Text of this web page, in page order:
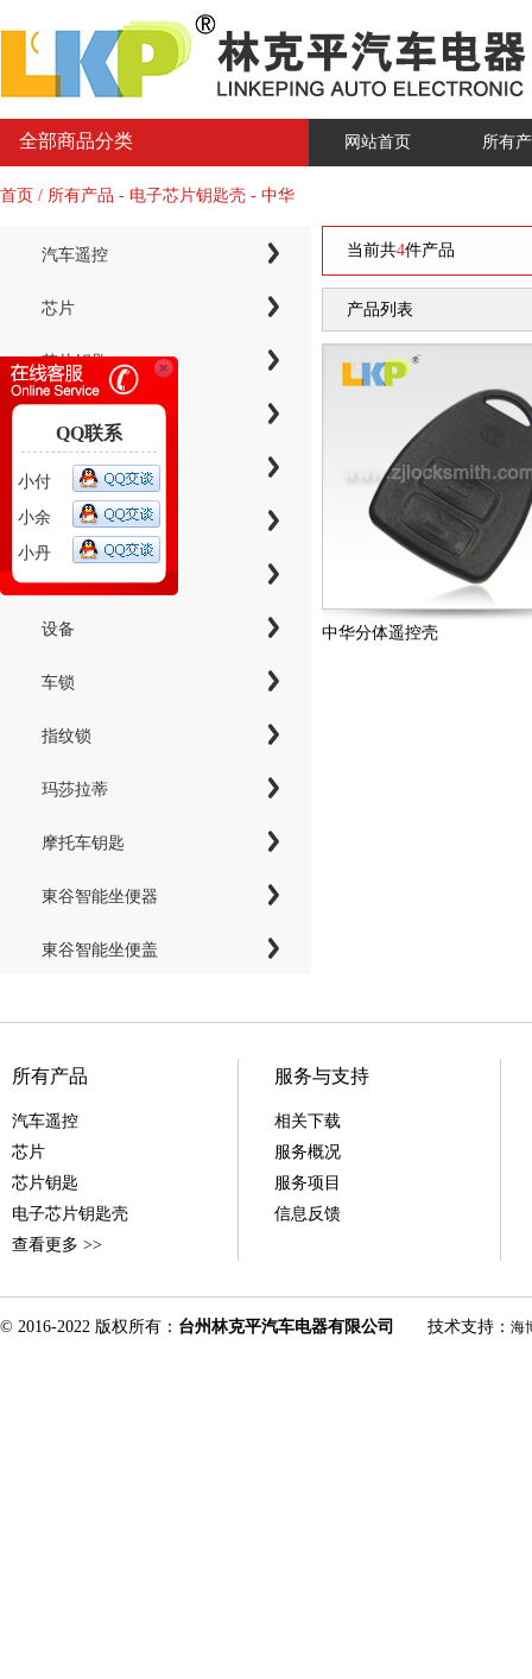
全部商品分类 网站首页 所有
首页 / 所有产品 - 电子芯片钥匙壳 - 中华
汽车遥控
芯片
芯片钥匙
电子芯片钥匙壳
智能卡小钥匙
设备
车锁
指纹锁
玛莎拉蒂
摩托车钥匙
東谷智能坐便器
東谷智能坐便盖
当前共4件产品
产品列表
中华分体遥控壳
所有产品
汽车遥控
芯片
芯片钥匙
电子芯片钥匙壳
查看更多 >>
服务与支持
相关下载
服务概况
服务项目
信息反馈
© 2016-2022 版权所有： 台州林克平汽车电器有限公司 技术支持： 海
QQ联系
小付
小余
小丹